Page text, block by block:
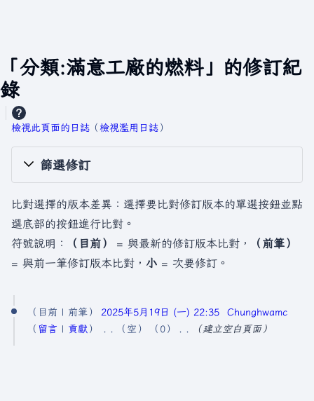
「分類:滿意工廠的燃料」的修訂紀
錄
檢視此頁面的日誌 ​（檢視濫用日誌）
篩選修訂
比對選擇的版本差異：選擇要比對修訂版本的單選按鈕並點
選底部的按鈕進行比對。
符號說明：
（目前） = 與最新的修訂版本比對，
（前筆）
= 與前一筆修訂版本比對， 小 = 次要修訂。
2
2
目前 前筆 2025年5月19日 (一) 22:35
Chunghwamc
留言
貢獻 空 0 建立空白頁面